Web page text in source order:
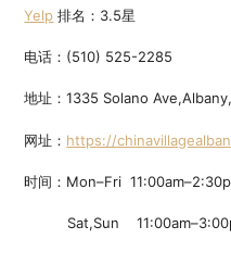
Yelp 排名：3.5星
电话：(510) 525-2285
地址：1335 Solano
网址： https://
时间：Mon–Fri
Sat,Sun